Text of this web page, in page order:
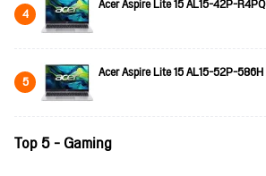
4
5 Acer Aspire Lite 15 AL15-52P-586H
Top 5 - Gaming